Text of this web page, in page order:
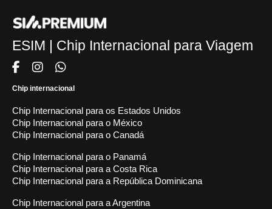
ESIM | Chip Internacional para Viagem
Chip internacional
Chip Internacional para os Estados Unidos
Chip Internacional para o México
Chip Internacional para o Canadá
Chip Internacional para o Panamá
Chip Internacional para a Costa Rica
Chip Internacional para a República Dominicana
Chip Internacional para a Argentina